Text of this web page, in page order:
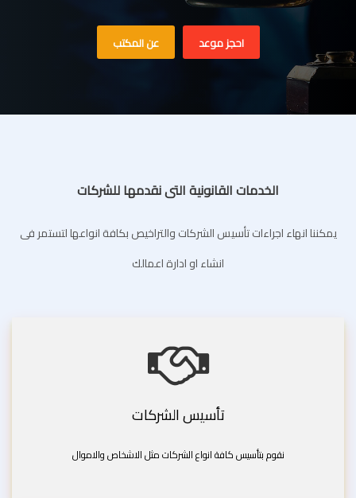
احجز موعد عن المكتب
الخدمات القانونية التى نقدمها للشركات
يمكننا انهاء اجراءات تأسيس الشركات والتراخيص بكافة انواعها لتستمر فى
انشاء او ادارة اعمالك
تأسيس الشركات
نقوم بتأسيس كافة انواع الشركات مثل الاشخاص والاموال